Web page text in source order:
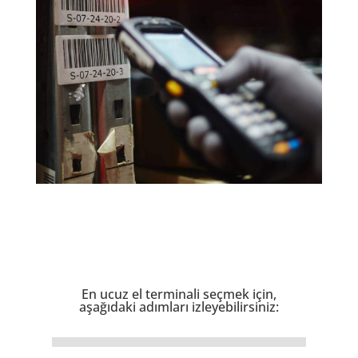
En ucuz el terminali seçmek için,
aşağıdaki adımları izleyebilirsiniz: